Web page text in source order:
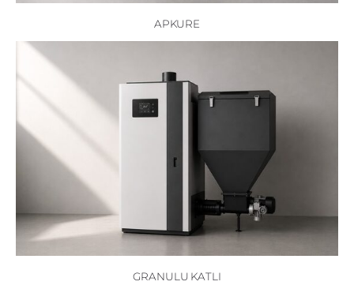
APKURE
GRANULU KATLI